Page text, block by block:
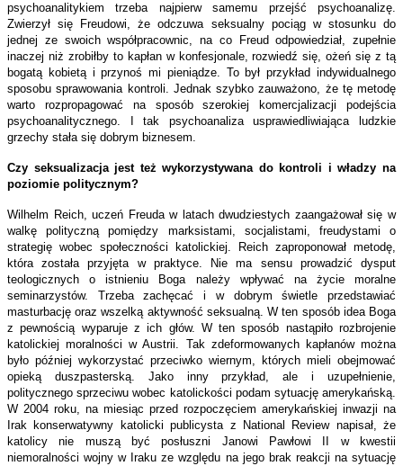
psychoanalitykiem trzeba najpierw samemu przejść psychoanalizę.
Zwierzył się Freudowi, że odczuwa seksualny pociąg w stosunku do
jednej ze swoich współpracownic, na co Freud odpowiedział, zupełnie
inaczej niż zrobiłby to kapłan w konfesjonale, rozwiedź się, ożeń się z tą
bogatą kobietą i przynoś mi pieniądze. To był przykład indywidualnego
sposobu sprawowania kontroli. Jednak szybko zauważono, że tę metodę
warto rozpropagować na sposób szerokiej komercjalizacji podejścia
psychoanalitycznego. I tak psychoanaliza usprawiedliwiająca ludzkie
grzechy stała się dobrym biznesem.
Czy seksualizacja jest też wykorzystywana do kontroli i władzy na
poziomie politycznym?
Wilhelm Reich, uczeń Freuda w latach dwudziestych zaangażował się w
walkę polityczną pomiędzy marksistami, socjalistami, freudystami o
strategię wobec społeczności katolickiej. Reich zaproponował metodę,
która została przyjęta w praktyce. Nie ma sensu prowadzić dysput
teologicznych o istnieniu Boga należy wpływać na życie moralne
seminarzystów. Trzeba zachęcać i w dobrym świetle przedstawiać
masturbację oraz wszelką aktywność seksualną. W ten sposób idea Boga
z pewnością wyparuje z ich głów. W ten sposób nastąpiło rozbrojenie
katolickiej moralności w Austrii. Tak zdeformowanych kapłanów można
było później wykorzystać przeciwko wiernym, których mieli obejmować
opieką duszpasterską. Jako inny przykład, ale i uzupełnienie,
politycznego sprzeciwu wobec katolickości podam sytuację amerykańską.
W 2004 roku, na miesiąc przed rozpoczęciem amerykańskiej inwazji na
Irak konserwatywny katolicki publicysta z National Review napisał, że
katolicy nie muszą być posłuszni Janowi Pawłowi II w kwestii
niemoralności wojny w Iraku ze względu na jego brak reakcji na sytuację